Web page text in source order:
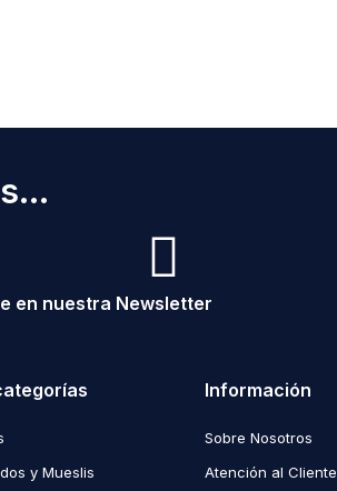
en nuestra Newsletter
y Mueslis
Información
Sobre Nosotros
Atención al Cliente